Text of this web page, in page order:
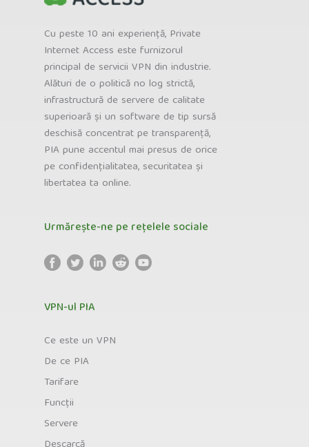
Cu peste 10 ani experiență, Private
Internet Access este furnizorul
principal de servicii VPN din industrie.
Alături de o politică no log strictă,
infrastructură de servere de calitate
superioară și un software de tip sursă
deschisă concentrat pe transparență,
PIA pune accentul mai presus de orice
pe confidențialitatea, securitatea și
libertatea ta online.
Urmărește-ne pe rețelele sociale
VPN-ul PIA
Ce este un VPN
De ce PIA
Tarifare
Funcții
Servere